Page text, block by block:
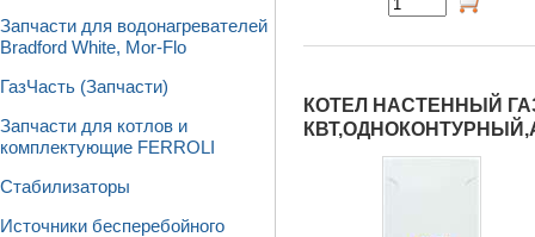
Запчасти для водонагревателей
Bradford White, Mor-Flo
ГазЧасть (Запчасти)
Запчасти для котлов и
комплектующие FERROLI
Стабилизаторы
Источники бесперебойного
КОТЕЛ НАСТЕННЫЙ